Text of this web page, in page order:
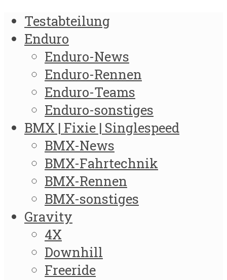
Testabteilung
Enduro
Enduro-News
Enduro-Rennen
Enduro-Teams
Enduro-sonstiges
BMX | Fixie | Singlespeed
BMX-News
BMX-Fahrtechnik
BMX-Rennen
BMX-sonstiges
Gravity
4X
Downhill
Freeride